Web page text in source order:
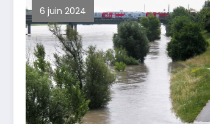
6 juin 2024